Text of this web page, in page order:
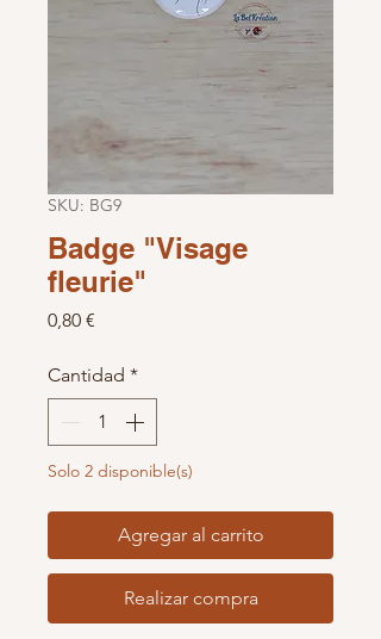
SKU: BG9
Badge "Visage
fleurie"
0,80 €
Cantidad *
Solo 2 disponible(s)
Agregar al carrito
Realizar compra